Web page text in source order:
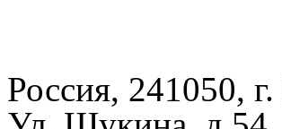
Россия, 241050,